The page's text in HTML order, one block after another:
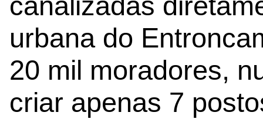
urbana do
20 mil moradores,
criar apenas 7